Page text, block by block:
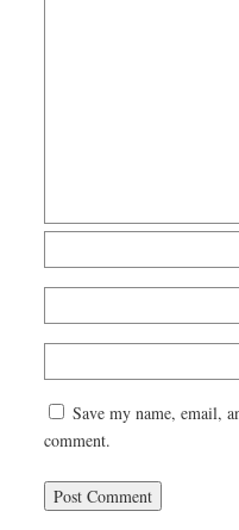
Save my name, email,
comment.